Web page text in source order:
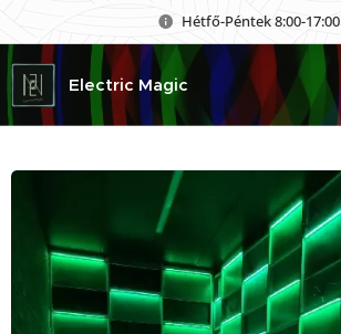
Hétfő-Péntek 8:00-17:00
Electric Magic